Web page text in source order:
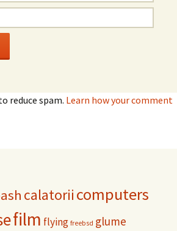
reduce spam. Learn how your comment
calatorii computers
film flying freebsd glume